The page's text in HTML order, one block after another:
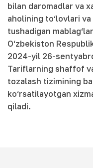
bilan daromadlar va
aholining to‘lovlari
tushadigan
O‘zbekiston
2024-yil 26-
Tariflarning shaffof
tozalash tizimining
ko‘rsatilayotgan
qiladi.